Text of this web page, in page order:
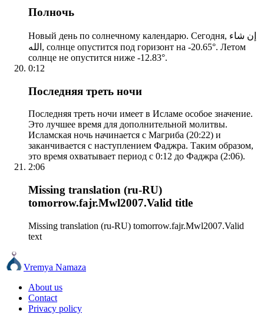
Полночь
Новый день по солнечному календарю. Сегодня, إن شاء
الله, солнце опустится под горизонт на -20.65°. Летом
солнце не опустится ниже -12.83°.
0:12
Последняя треть ночи
Последняя треть ночи имеет в Исламе особое значение.
Это лучшее время для дополнительной молитвы.
Исламская ночь начинается с Магриба (20:22) и
заканчивается с наступлением Фаджра. Таким образом,
это время охватывает период с 0:12 до Фаджра (2:06).
2:06
Missing translation (ru-RU)
tomorrow.fajr.Mwl2007.Valid title
Missing translation (ru-RU) tomorrow.fajr.Mwl2007.Valid
text
Vremya Namaza
About us
Contact
Privacy policy